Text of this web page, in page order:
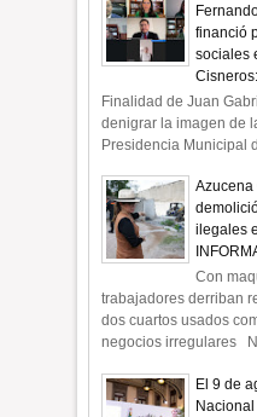
financió
sociales
Finalidad de Juan
denigrar la imagen de
Presidencia Municipal
ilegales
Con
trabajadores derriban
dos cuartos usados
negocios irregulares
El 9 de